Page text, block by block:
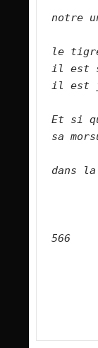
le
il est
il
Et si
sa
dans
566